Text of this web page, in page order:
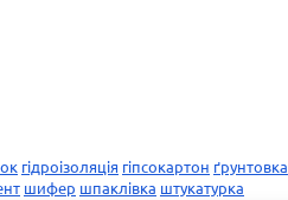
гідроізоляція гіпсокартон ґрунтовка
шифер шпаклівка штукатурка